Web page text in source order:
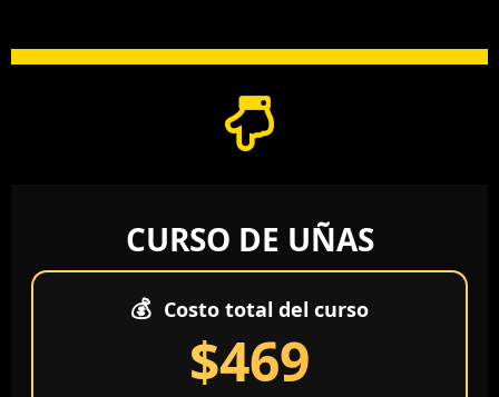
CURSO DE UÑAS
💰 Costo total del curso
$469